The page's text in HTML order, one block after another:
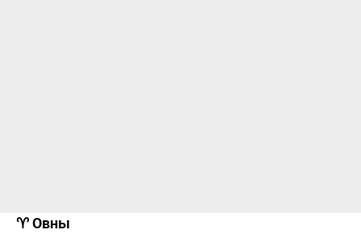
♈Овны